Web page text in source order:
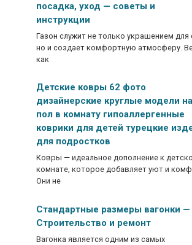
посадка, уход — советы и
инструкции
Газон служит не только украшением для
но и создает комфортную атмосферу.
как
Детские ковры 62 фото
дизайнерские круглые модели на
пол в комнату гипоаллергенные
коврики для детей турецкие
для подростков
Ковры — идеальное дополнение к
комнате, которое добавляет уют и
Они не
Стандартные размеры вагонки —
Строительство и ремонт
Вагонка является одним из самых